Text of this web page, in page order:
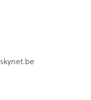
skynet.be